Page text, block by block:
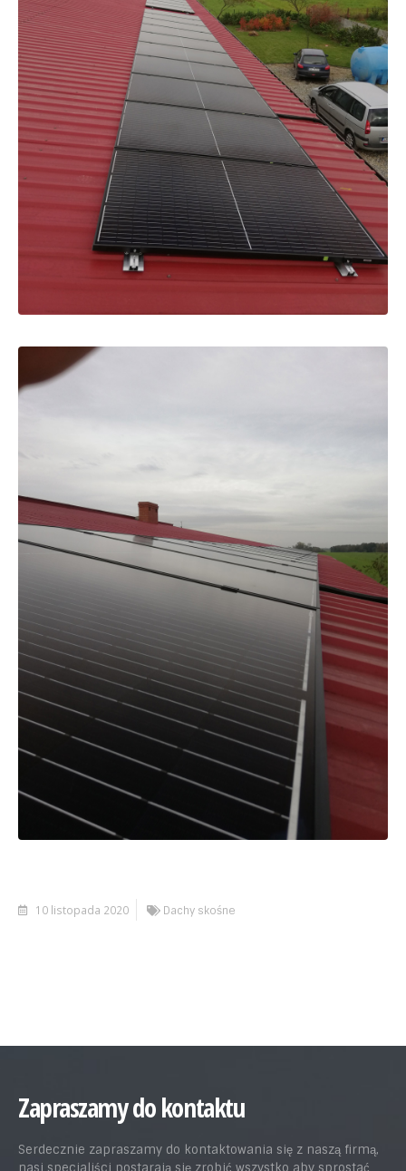
10 listopada 2020 Dachy skośne
Zapraszamy do kontaktu
Serdecznie zapraszamy do kontaktowania się z naszą firmą,